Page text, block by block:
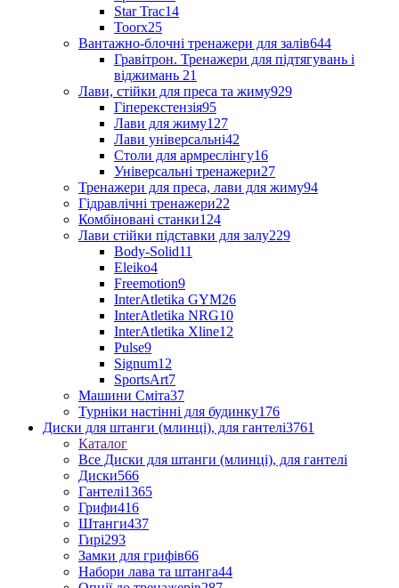
Star Trac14
Toorx25
Вантажно-блочні тренажери для залів644
Гравітрон. Тренажери для підтягувань і
віджимань 21
Лави, стійки для преса та жиму929
Гіперекстензія95
Лави для жиму127
Лави універсальні42
Столи для армреслінгу16
Універсальні тренажери27
Тренажери для преса, лави для жиму94
Гідравлічні тренажери22
Комбіновані станки124
Лави стійки підставки для залу229
Body-Solid11
Eleiko4
Freemotion9
InterAtletika GYM26
InterAtletika NRG10
InterAtletika Xline12
Pulse9
Signum12
SportsArt7
Машини Сміта37
Турніки настінні для будинку176
Диски для штанги (млинці), для гантелі3761
Каталог
Все Диски для штанги (млинці), для гантелі
Диски566
Гантелі1365
Грифи416
Штанги437
Гирі293
Замки для грифів66
Набори лава та штанга44